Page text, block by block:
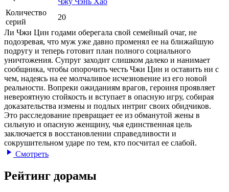
Количество
серий
20
Ли Чжи Цин годами оберегала свой семейный очаг, не
подозревая, что муж уже давно променял ее на ближайшую
подругу и теперь готовит план полного социального
уничтожения. Супруг заходит слишком далеко и нанимает
сообщника, чтобы опорочить честь Чжи Цин и оставить ни с
чем, надеясь на ее молчаливое исчезновение из его новой
реальности. Вопреки ожиданиям врагов, героиня проявляет
невероятную стойкость и вступает в опасную игру, собирая
доказательства измены и подлых интриг своих обидчиков.
Это расследование превращает ее из обманутой жены в
сильную и опасную женщину, чья единственная цель
заключается в восстановлении справедливости и
сокрушительном ударе по тем, кто посчитал ее слабой.
Смотреть
Рейтинг дорамы